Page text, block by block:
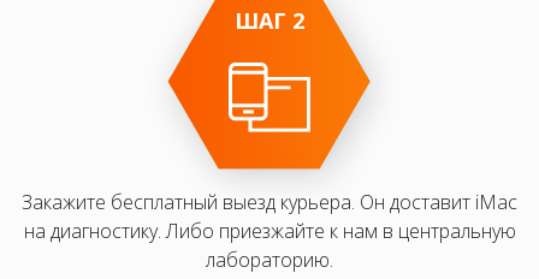
ШАГ 2
Закажите бесплатный выезд курьера. Он доставит iMac
на диагностику. Либо приезжайте к нам в центральную
лабораторию.